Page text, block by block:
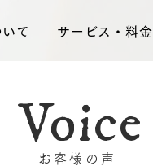
て サービス・料金
Voice
お客様の声